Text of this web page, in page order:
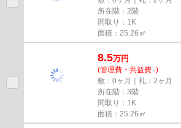
所在階：2階
間取り：1K
面積：25.26㎡
8.5万円
(管理費・共益費 -)
敷：0ヶ月｜礼：2ヶ月
所在階：3階
間取り：1K
面積：25.26㎡